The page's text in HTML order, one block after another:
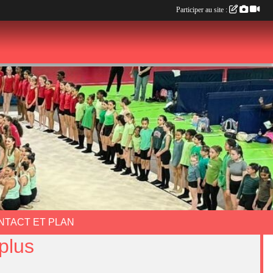
ET PLAN
Participer au site :